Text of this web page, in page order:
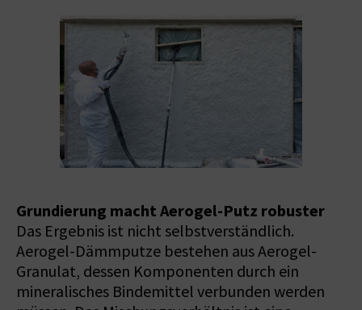
Grundierung macht Aerogel-Putz robuster
Das Ergebnis ist nicht selbstverständlich.
Aerogel-Dämmputze bestehen aus Aerogel-
Granulat, dessen Komponenten durch ein
mineralisches Bindemittel verbunden werden